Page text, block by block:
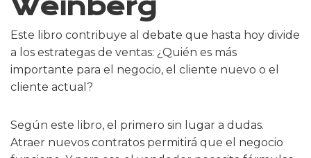
Weinberg
Este libro contribuye al debate que hasta hoy divide
a los estrategas de ventas: ¿Quién es más
importante para el negocio, el cliente nuevo o el
cliente actual?
Según este libro, el primero sin lugar a dudas.
Atraer nuevos contratos permitirá que el negocio